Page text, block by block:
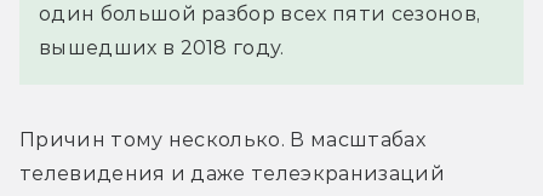
один большой разбор всех пяти сезонов,
вышедших в 2018 году.
Причин тому несколько. В масштабах
телевидения и даже телеэкранизаций